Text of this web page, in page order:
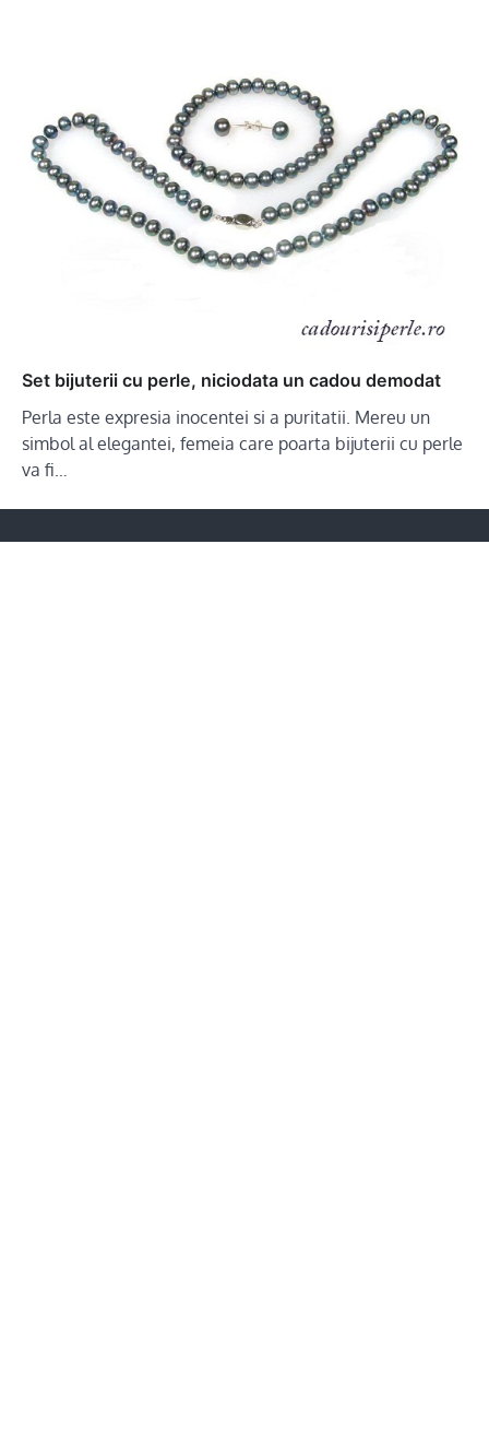
Set bijuterii cu perle, niciodata un cadou demodat
Perla este expresia inocentei si a puritatii. Mereu un
simbol al elegantei, femeia care poarta bijuterii cu perle
va fi…